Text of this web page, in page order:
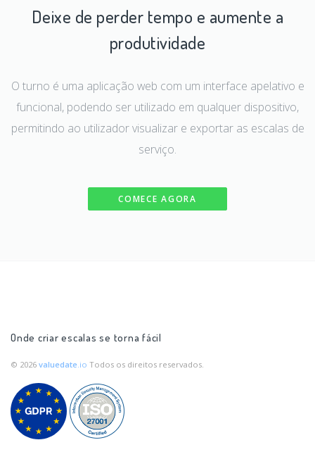
Deixe de perder tempo e aumente a
produtividade
O turno é uma aplicação web com um interface apelativo e
funcional, podendo ser utilizado em qualquer dispositivo,
permitindo ao utilizador visualizar e exportar as escalas de
serviço.
COMECE AGORA
Onde criar escalas se torna fácil
© 2026 valuedate.io Todos os direitos reservados.